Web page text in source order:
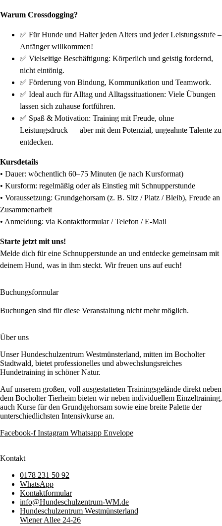
Warum Crossdogging?
✅ Für Hunde und Halter jeden Alters und jeder Leistungsstufe –
Anfänger willkommen!
✅ Vielseitige Beschäftigung: Körperlich und geistig fordernd,
nicht eintönig.
✅ Förderung von Bindung, Kommunikation und Teamwork.
✅ Ideal auch für Alltag und Alltagssituationen: Viele Übungen
lassen sich zuhause fortführen.
✅ Spaß & Motivation: Training mit Freude, ohne
Leistungsdruck — aber mit dem Potenzial, ungeahnte Talente zu
entdecken.
Kursdetails
• Dauer: wöchentlich 60–75 Minuten (je nach Kursformat)
• Kursform: regelmäßig oder als Einstieg mit Schnupperstunde
• Voraussetzung: Grundgehorsam (z. B. Sitz / Platz / Bleib), Freude an
Zusammenarbeit
• Anmeldung: via Kontaktformular / Telefon / E-Mail
Starte jetzt mit uns!
Melde dich für eine Schnupperstunde an und entdecke gemeinsam mit
deinem Hund, was in ihm steckt. Wir freuen uns auf euch!
Buchungsformular
Buchungen sind für diese Veranstaltung nicht mehr möglich.
Über uns
Unser Hundeschulzentrum Westmünsterland, mitten im Bocholter
Stadtwald, bietet professionelles und abwechslungsreiches
Hundetraining in schöner Natur.
Auf unserem großen, voll ausgestatteten Trainingsgelände direkt neben
dem Bocholter Tierheim bieten wir neben individuellem Einzeltraining,
auch Kurse für den Grundgehorsam sowie eine breite Palette der
unterschiedlichsten Intensivkurse an.
Facebook-f Instagram Whatsapp Envelope
Kontakt
0178 231 50 92
WhatsApp
Kontaktformular
info@Hundeschulzentrum-WM.de
Hundeschulzentrum Westmünsterland
Wiener Allee 24-26